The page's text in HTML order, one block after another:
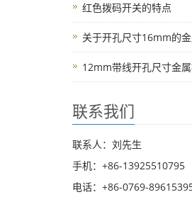
红色拨码开关的特点
关于开孔尺寸16mm的
12mm带线开孔尺寸金
联系我们
联系人：刘先生
手机：+86-13925510795
电话：+86-0769-